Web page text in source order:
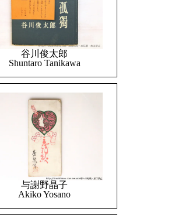
谷川俊太郎
Shuntaro Tanikawa
与謝野晶子
Akiko Yosano